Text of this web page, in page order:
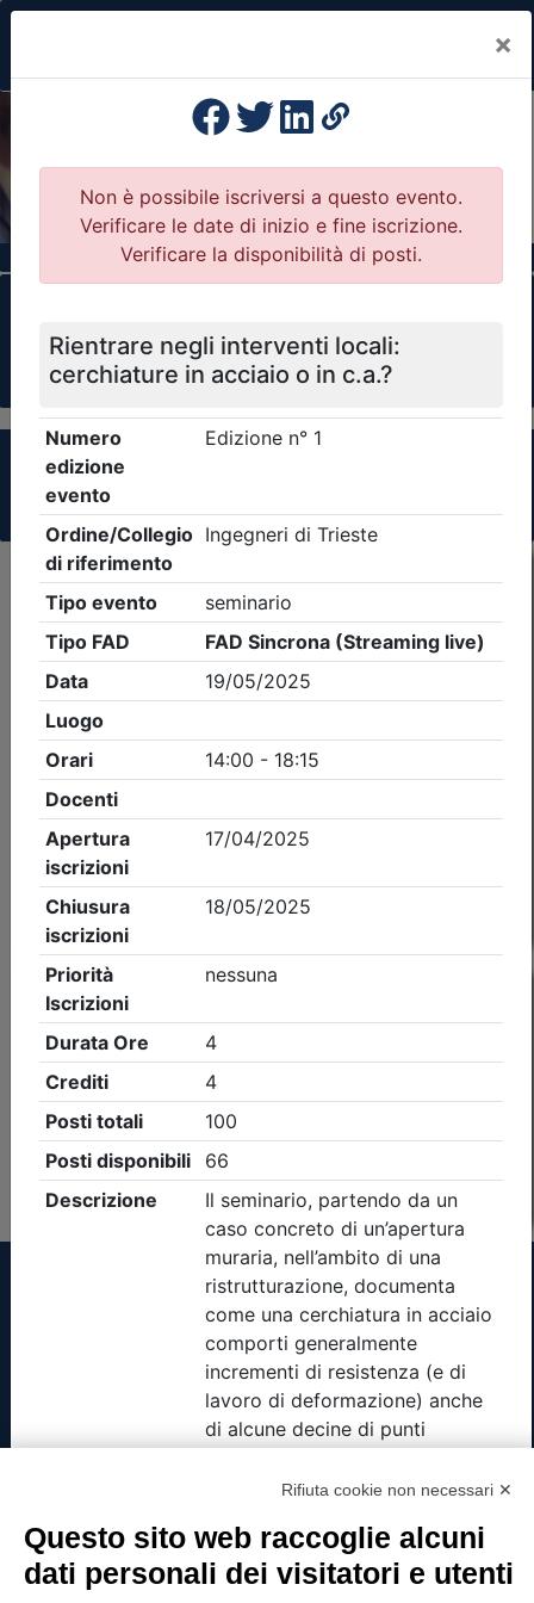
×
Previous
Il portale della formazione per Ordini e
Collegi Professionali
Clicca qui - espandi la sezione dei filtri ricerca
Criteri di ricerca applicati:
- Tipo Ordine/collegio:Ingegneri- Ordine:
Trieste- Eventi in programma dal8/8/2026
Nessun risultato per i parametri inseriti
Esito della ricerca eventi formativi
Non è stato trovato nessun evento formativo con i
parametri di ricerca utilizzati
Tinexta Visura SpA
Piazzale Flaminio 1/b, 00196 Roma, Italia
Società soggetta alla direzione e coordinamento
di Tinexta SpA
P.IVA 05338771008 REA n. 877679
Rifiuta cookie non necessari ✕
Questo sito web raccoglie alcuni
dati personali dei visitatori e utenti